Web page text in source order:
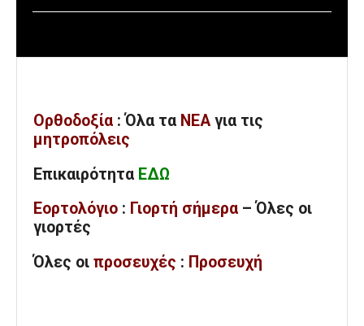
Ορθοδοξία : Όλα τα ΝΕΑ για τις
μητροπόλεις
Επικαιρότητα ΕΔΩ
Εορτολόγιο : Γιορτή σήμερα – Όλες οι
γιορτές
Όλες οι προσευχές : Προσευχή